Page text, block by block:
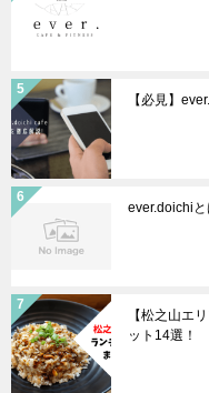
【必見】
ever.doichiと
【松之山エ
ット14選！